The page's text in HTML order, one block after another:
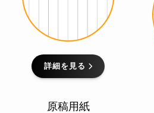
詳細を見る
原稿用紙